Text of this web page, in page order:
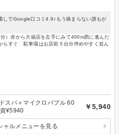
しでGoogle口コミ4.9♪もう絡まらない誰もが
）赤から大福店を左手にみて400m西に進んだ
らすぐ 駐車場はお店前５台分停めやすく並ん
スパ＋マイクロバブル 60
¥5940
￥5,940
ャルメニューを見る